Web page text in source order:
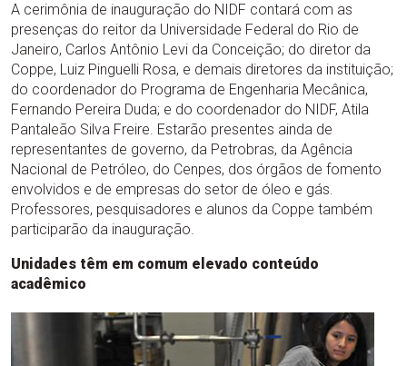
A cerimônia de inauguração do NIDF contará com as
presenças do reitor da Universidade Federal do Rio de
Janeiro, Carlos Antônio Levi da Conceição; do diretor da
Coppe, Luiz Pinguelli Rosa, e demais diretores da instituição;
do coordenador do Programa de Engenharia Mecânica,
Fernando Pereira Duda; e do coordenador do NIDF, Atila
Pantaleão Silva Freire. Estarão presentes ainda de
representantes de governo, da Petrobras, da Agência
Nacional de Petróleo, do Cenpes, dos órgãos de fomento
envolvidos e de empresas do setor de óleo e gás.
Professores, pesquisadores e alunos da Coppe também
participarão da inauguração.
Unidades têm em comum elevado conteúdo
acadêmico